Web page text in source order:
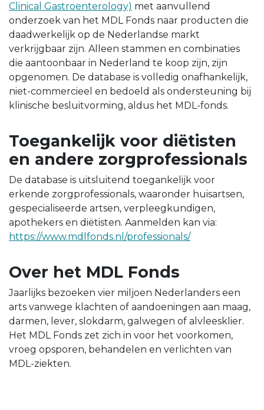
Clinical Gastroenterology) met aanvullend
onderzoek van het MDL Fonds naar producten die
daadwerkelijk op de Nederlandse markt
verkrijgbaar zijn. Alleen stammen en combinaties
die aantoonbaar in Nederland te koop zijn, zijn
opgenomen. De database is volledig onafhankelijk,
niet-commercieel en bedoeld als ondersteuning bij
klinische besluitvorming, aldus het MDL-fonds.
Toegankelijk voor diëtisten
en andere zorgprofessionals
De database is uitsluitend toegankelijk voor
erkende zorgprofessionals, waaronder huisartsen,
gespecialiseerde artsen, verpleegkundigen,
apothekers en diëtisten. Aanmelden kan via:
https://www.mdlfonds.nl/professionals/
Over het MDL Fonds
Jaarlijks bezoeken vier miljoen Nederlanders een
arts vanwege klachten of aandoeningen aan maag,
darmen, lever, slokdarm, galwegen of alvleesklier.
Het MDL Fonds zet zich in voor het voorkomen,
vroeg opsporen, behandelen en verlichten van
MDL-ziekten.